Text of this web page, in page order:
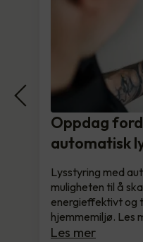
Oppdag
automatisk
Lysstyring med
muligheten til å
energieffektivt og
hjemmemiljø. Les
Les mer